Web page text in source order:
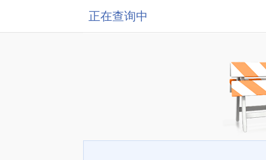
正在查询中